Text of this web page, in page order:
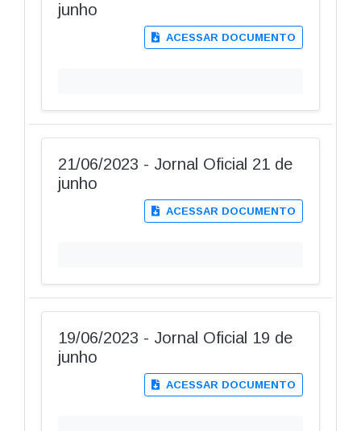
junho
ACESSAR DOCUMENTO
21/06/2023 - Jornal Oficial 21 de
junho
ACESSAR DOCUMENTO
19/06/2023 - Jornal Oficial 19 de
junho
ACESSAR DOCUMENTO